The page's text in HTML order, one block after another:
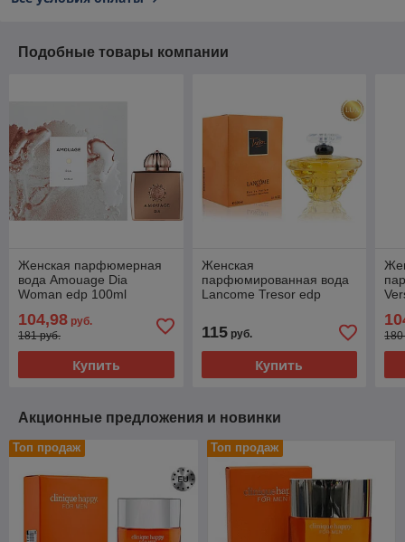
Подобные товары компании
Женская парфюмерная
вода Amouage Dia
Woman edp 100ml
104,98 руб.
181 руб.
Купить
Женская
парфюмированная вода
Lancome Tresor edp
115руб.
Купить
180
Акционные предложения и новинки
Топ продаж Топ продаж